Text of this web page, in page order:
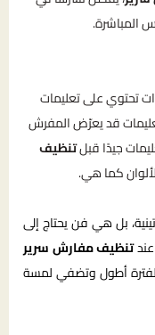
المباشرة.
تحتوي على تعليمات
قد يعرّض المفرش
جيدًا قبلتنظيف
كما هي.
بل هي فن يحتاج إلى
تنظيف مفارش سرير
لفترة أطول وتضفي لمسة